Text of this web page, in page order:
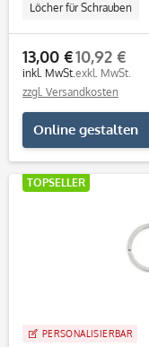
Löcher für Schrauben
13,00 €
inkl. MwSt.
10,92 €
exkl. MwSt.
zzgl. Versandkosten
Online gestalten
TOPSELLER
PERSONALISIERBAR